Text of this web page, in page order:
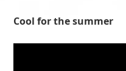
Cool for the summer